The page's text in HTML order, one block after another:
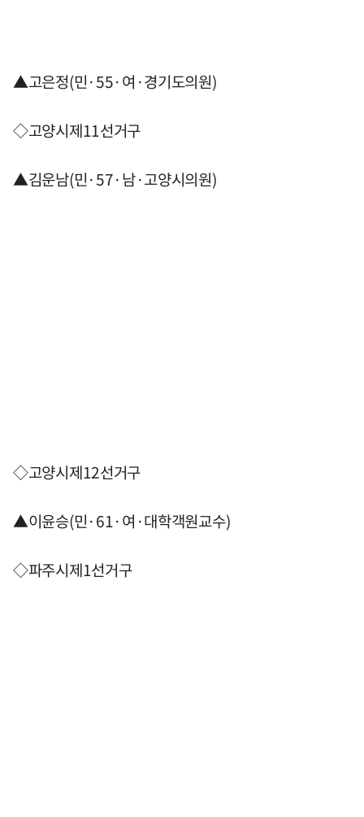
▲고은정(민·55·여·경기도의원)
◇고양시제11선거구
▲김운남(민·57·남·고양시의원)
◇고양시제12선거구
▲이윤승(민·61·여·대학객원교수)
◇파주시제1선거구